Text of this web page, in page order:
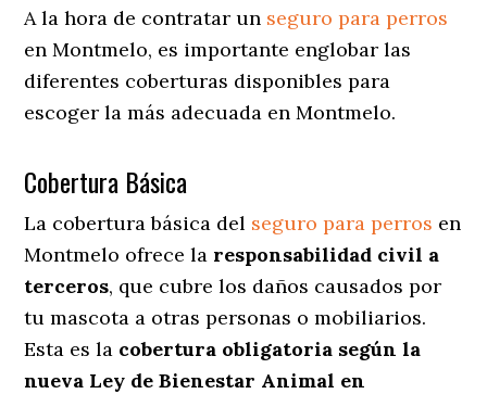
A la hora de contratar un seguro para perros
en Montmelo, es importante englobar las
diferentes coberturas disponibles para
escoger la más adecuada en Montmelo.
Cobertura Básica
La cobertura básica del seguro para perros en
Montmelo ofrece la responsabilidad civil a
terceros, que cubre los daños causados por
tu mascota a otras personas o mobiliarios.
Esta es la cobertura obligatoria según la
nueva Ley de Bienestar Animal en